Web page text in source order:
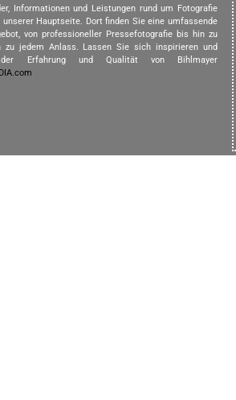
Informationen und Leistungen rund um Fotografie
Hauptseite. Dort finden Sie eine umfassende
von professioneller Pressefotografie bis hin zu
zu jedem Anlass. Lassen Sie sich inspirieren und
Erfahrung und Qualität von Bihlmayer